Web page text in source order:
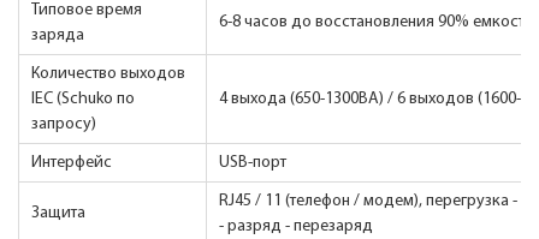
Типовое время
заряда
6-8 часов до восстановления 90% емкости
Количество выходов
IEC (Schuko по
запросу)
4 выхода (650-1300ВА) / 6 выходов (1600-
Интерфейс USB-порт
Защита
RJ45 / 11 (телефон / модем), перегрузка -
- разряд - перезаряд